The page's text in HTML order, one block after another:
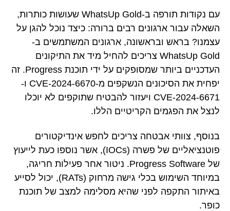
עם נקודות תורפה ב-WhatsUp Gold שעושות כותרות,
השאלה עבור ארגונים רבים ברורה: כיצד נוכל להגן על
עצמנו? בראש ובראשונה, ארגונים המשתמשים ב-
WhatsUp Gold צריכים להחיל מיד את התיקונים
העדכניים ביותר שמסופקים על ידי תוכנת Progress. זה
יפחית את הסיכונים הנשקפים מ-CVE-2024-6670 ו-
CVE-2024-6671 ויעזור להבטיח שתוקפים לא יוכלו
לנצל את הפגמים הקריטיים הללו.
בנוסף, צוותי אבטחה צריכים לחפש אינדיקטורים
פוטנציאליים של פשרה (IOCs), אשר נוספו כעת לייעוץ
של Progress Software. ניטור אחר פעילות חריגה,
במיוחד השימוש בכלי גישה מרחוק (RATs), יכול לסייע
באיתור התקפה לפני שהיא מסלימה למצב של תוכנת
כופר.